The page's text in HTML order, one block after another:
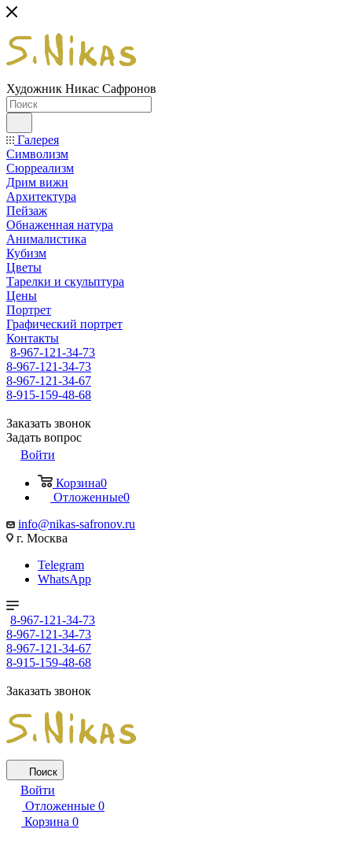
Художник Никас Сафронов
Галерея
Символизм
Сюрреализм
Дрим вижн
Архитектура
Пейзаж
Обнаженная натура
Анималистика
Кубизм
Цветы
Тарелки и скульптура
Цены
Портрет
Графический портрет
Контакты
8-967-121-34-73
8-967-121-34-73
8-967-121-34-67
8-915-159-48-68
Заказать звонок
Задать вопрос
Войти
Корзина0
Отложенные0
info@nikas-safronov.ru
г. Москва
Telegram
WhatsApp
8-967-121-34-73
8-967-121-34-73
8-967-121-34-67
8-915-159-48-68
Заказать звонок
Поиск
Войти
Отложенные 0
Корзина 0